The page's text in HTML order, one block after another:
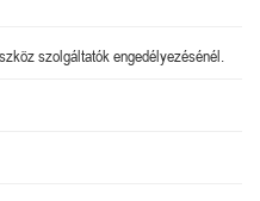
szolgáltatók engedélyezésénél.